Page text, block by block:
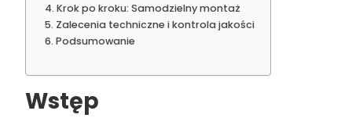
Krok po kroku: Samodzielny montaż
Zalecenia techniczne i kontrola jakości
Podsumowanie
Wstęp